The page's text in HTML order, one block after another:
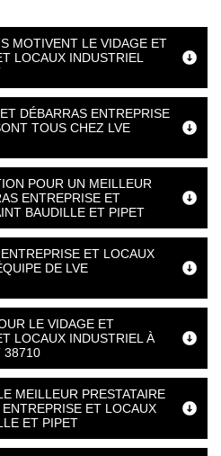
MOTIVENT LE VIDAGE ET
LOCAUX INDUSTRIEL
DÉBARRAS ENTREPRISE
TOUS CHEZ LVE
POUR UN MEILLEUR
ENTREPRISE ET
BAUDILLE ET PIPET
ET LOCAUX
DE LVE
LE VIDAGE ET
LOCAUX INDUSTRIEL À
38710
MEILLEUR PRESTATAIRE
ET LOCAUX
ET PIPET